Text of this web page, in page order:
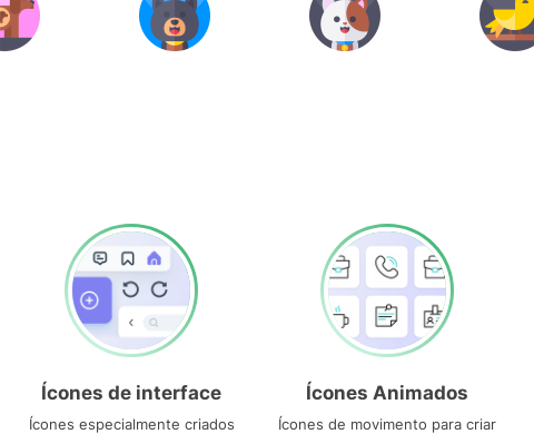
Ícones de interface
Ícones especialmente criados
Ícones Animados
Ícones de movimento para criar